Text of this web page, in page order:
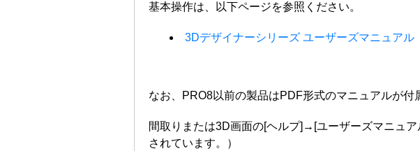
基本操作は、以下ページを参照ください。
3Dデザイナーシリーズ ユーザーズマニュアル
なお、PRO8以前の製品はPDF形式のマニュアルが付
間取りまたは3D画面の[ヘルプ]→[ユーザーズマニュ
されています。）